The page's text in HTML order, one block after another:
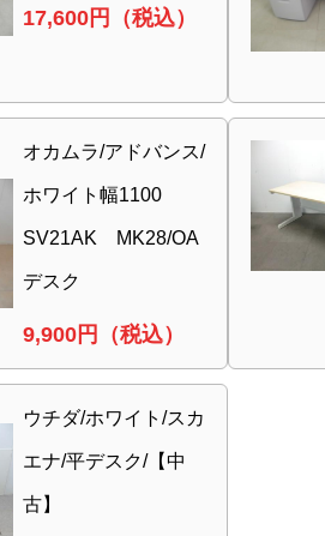
17,600円（税込）
オカムラ/アドバンス/
ホワイト幅1100
SV21AK MK28/OA
デスク
9,900円（税込）
ウチダ/ホワイト/スカ
エナ/平デスク/【中
古】